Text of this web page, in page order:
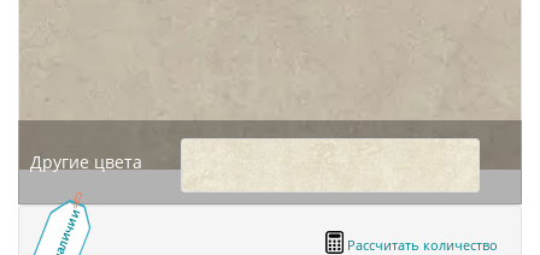
Другие цвета
В наличии
Рассчитать количество